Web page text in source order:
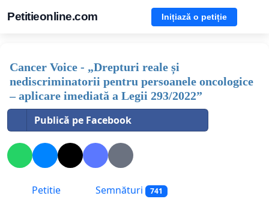
Petitieonline.com Inițiază o petiție
Cancer Voice - „Drepturi reale și
nediscriminatorii pentru persoanele oncologice
– aplicare imediată a Legii 293/2022”
Publică pe Facebook
Petitie Semnături 741